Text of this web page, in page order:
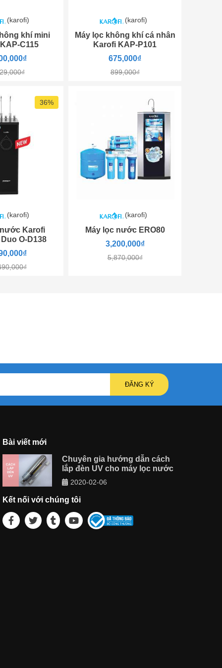
(karofi)
khí mini
C115
(karofi)
Máy lọc không khí cá nhân
Karofi KAP-P101
675,000₫
899,000₫
36%
(karofi)
Karofi
O-D138
(karofi)
Máy lọc nước ERO80
3,200,000₫
5,870,000₫
ĐĂNG KÝ
Bài viết mới
Chuyên gia hướng dẫn cách
lắp đèn UV cho máy lọc nước
2020-02-06
Kết nối với chúng tôi